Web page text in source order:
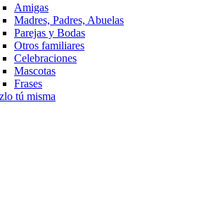
Amigas
Madres, Padres, Abuelas
Parejas y Bodas
Otros familiares
Celebraciones
Mascotas
Frases
tú misma